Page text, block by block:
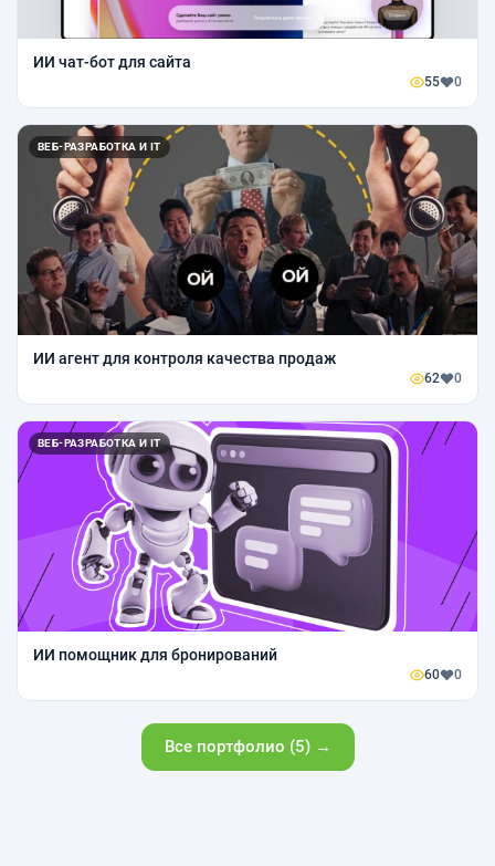
ИИ чат-бот для сайта
55 0
ВЕБ-РАЗРАБОТКА И IT
ИИ агент для контроля качества продаж
62 0
ВЕБ-РАЗРАБОТКА И IT
ИИ помощник для бронирований
60 0
Все портфолио (5) →